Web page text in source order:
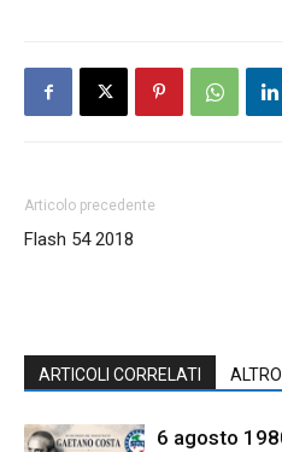
Articolo precedente
Flash 54 2018
ARTICOLI CORRELATI
6 agosto